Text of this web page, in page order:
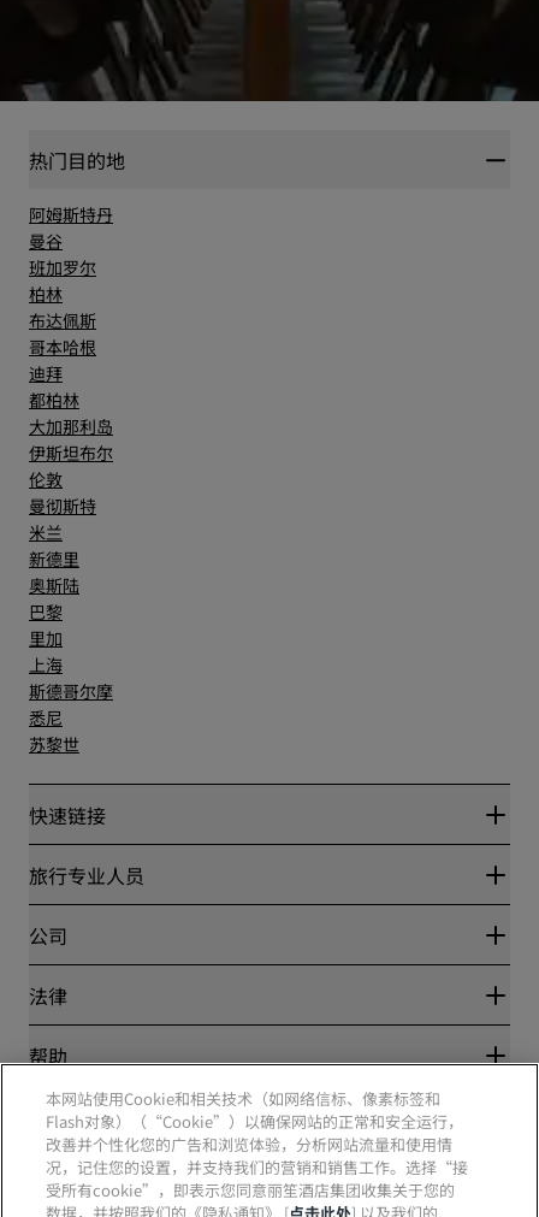
热门目的地
阿姆斯特丹
曼谷
班加罗尔
柏林
布达佩斯
哥本哈根
迪拜
都柏林
大加那利岛
伊斯坦布尔
伦敦
曼彻斯特
米兰
新德里
奥斯陆
巴黎
里加
上海
斯德哥尔摩
悉尼
苏黎世
快速链接
丽赏会
Blog
目的地
丽笙酒店集团APP
体育认证酒店
家庭友好型酒店
旅行专业人员
合作伙伴
公司
丽笙酒店集团
工作机会 RHG
工作机会 PPHE
工作机会 EHL
The Club by RHG
发展机会
责任经营
采购
法律
隐私中心
丽赏会条款和条件
网站使用协议
数字无障碍
现代奴隶制声明
帮助
消费者警示
联系方式
常见问题
网站地图
社交媒体
丽笙酒店集团品牌
本网站使用Cookie和相关技术（如网络信标、像素标签和
Flash对象）（“Cookie”）以确保网站的正常和安全运行，
改善并个性化您的广告和浏览体验，分析网站流量和使用情
况，记住您的设置，并支持我们的营销和销售工作。选择“接
受所有cookie”，即表示您同意丽笙酒店集团收集关于您的